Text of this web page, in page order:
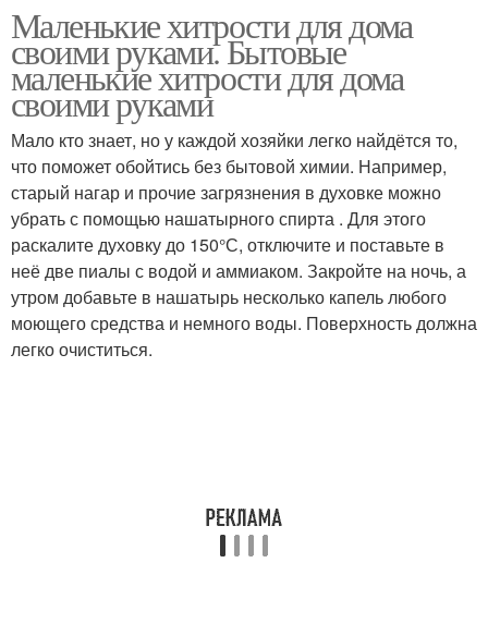
Маленькие хитрости для дома
своими руками. Бытовые
маленькие хитрости для дома
своими руками
Мало кто знает, но у каждой хозяйки легко найдётся то,
что поможет обойтись без бытовой химии. Например,
старый нагар и прочие загрязнения в духовке можно
убрать с помощью нашатырного спирта . Для этого
раскалите духовку до 150°С, отключите и поставьте в
неё две пиалы с водой и аммиаком. Закройте на ночь, а
утром добавьте в нашатырь несколько капель любого
моющего средства и немного воды. Поверхность должна
легко очиститься.